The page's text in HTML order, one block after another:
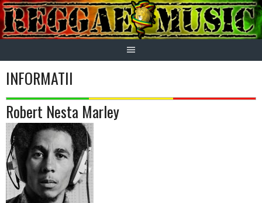
Skip
to
content
INFORMATII
Robert Nesta Marley